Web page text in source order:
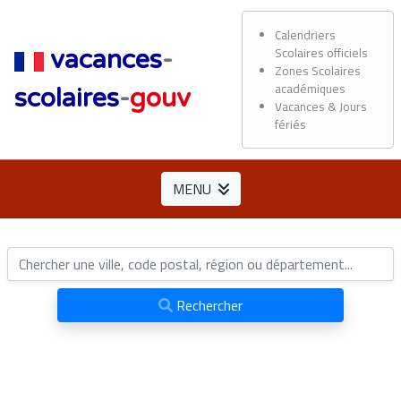
vacances-
scolaires-gouv
Calendriers
Scolaires officiels
Zones Scolaires
académiques
Vacances & Jours
fériés
MENU
Rechercher